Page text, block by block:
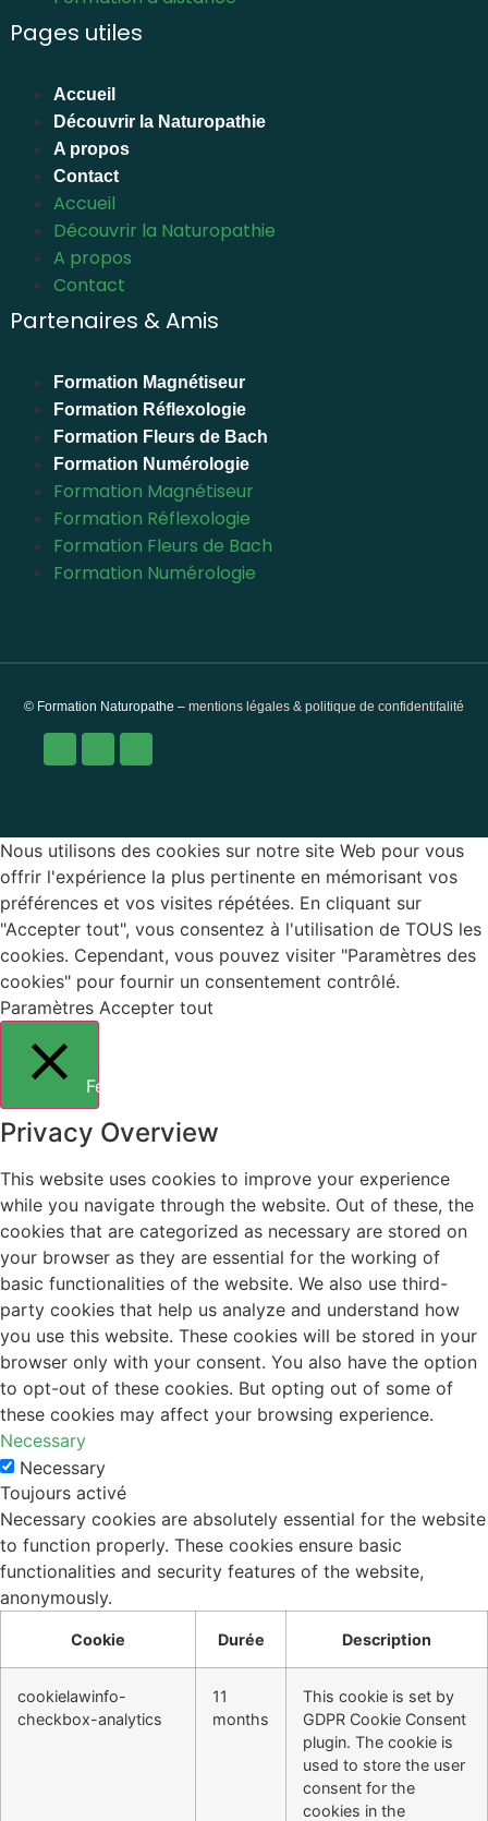
Pages utiles
Accueil
Découvrir la Naturopathie
A propos
Contact
Accueil
Découvrir la Naturopathie
A propos
Contact
Partenaires & Amis
Formation Magnétiseur
Formation Réflexologie
Formation Fleurs de Bach
Formation Numérologie
Formation Magnétiseur
Formation Réflexologie
Formation Fleurs de Bach
Formation Numérologie
© Formation Naturopathe – mentions légales & politique de confidentifalité
Nous utilisons des cookies sur notre site Web pour vous
offrir l'expérience la plus pertinente en mémorisant vos
préférences et vos visites répétées. En cliquant sur
"Accepter tout", vous consentez à l'utilisation de TOUS les
cookies. Cependant, vous pouvez visiter "Paramètres des
cookies" pour fournir un consentement contrôlé.
Paramètres Accepter tout
Fermer
Privacy Overview
This website uses cookies to improve your experience
while you navigate through the website. Out of these, the
cookies that are categorized as necessary are stored on
your browser as they are essential for the working of
basic functionalities of the website. We also use third-
party cookies that help us analyze and understand how
you use this website. These cookies will be stored in your
browser only with your consent. You also have the option
to opt-out of these cookies. But opting out of some of
these cookies may affect your browsing experience.
Necessary
Necessary
Toujours activé
Necessary cookies are absolutely essential for the website
to function properly. These cookies ensure basic
functionalities and security features of the website,
anonymously.
Cookie Durée Description
cookielawinfo-
checkbox-analytics
11
months
This cookie is set by
GDPR Cookie Consent
plugin. The cookie is
used to store the user
consent for the
cookies in the